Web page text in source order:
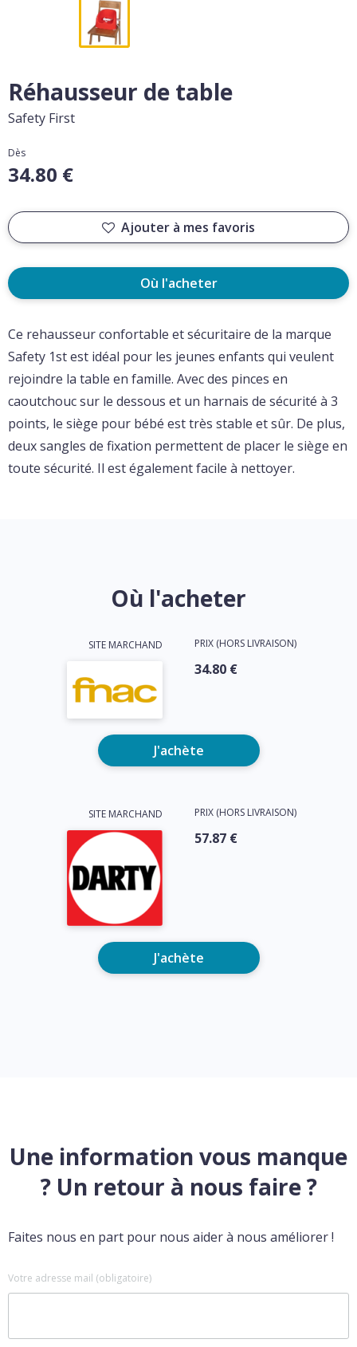
Réhausseur de table
Safety First
Dès
34.80 €
Ajouter à mes favoris
Où l'acheter
Ce rehausseur confortable et sécuritaire de la marque
Safety 1st est idéal pour les jeunes enfants qui veulent
rejoindre la table en famille. Avec des pinces en
caoutchouc sur le dessous et un harnais de sécurité à 3
points, le siège pour bébé est très stable et sûr. De plus,
deux sangles de fixation permettent de placer le siège en
toute sécurité. Il est également facile à nettoyer.
Où l'acheter
SITE MARCHAND PRIX (HORS LIVRAISON)
34.80 €
J'achète
SITE MARCHAND PRIX (HORS LIVRAISON)
57.87 €
J'achète
Une information vous manque
? Un retour à nous faire ?
Faites nous en part pour nous aider à nous améliorer !
Votre adresse mail (obligatoire)